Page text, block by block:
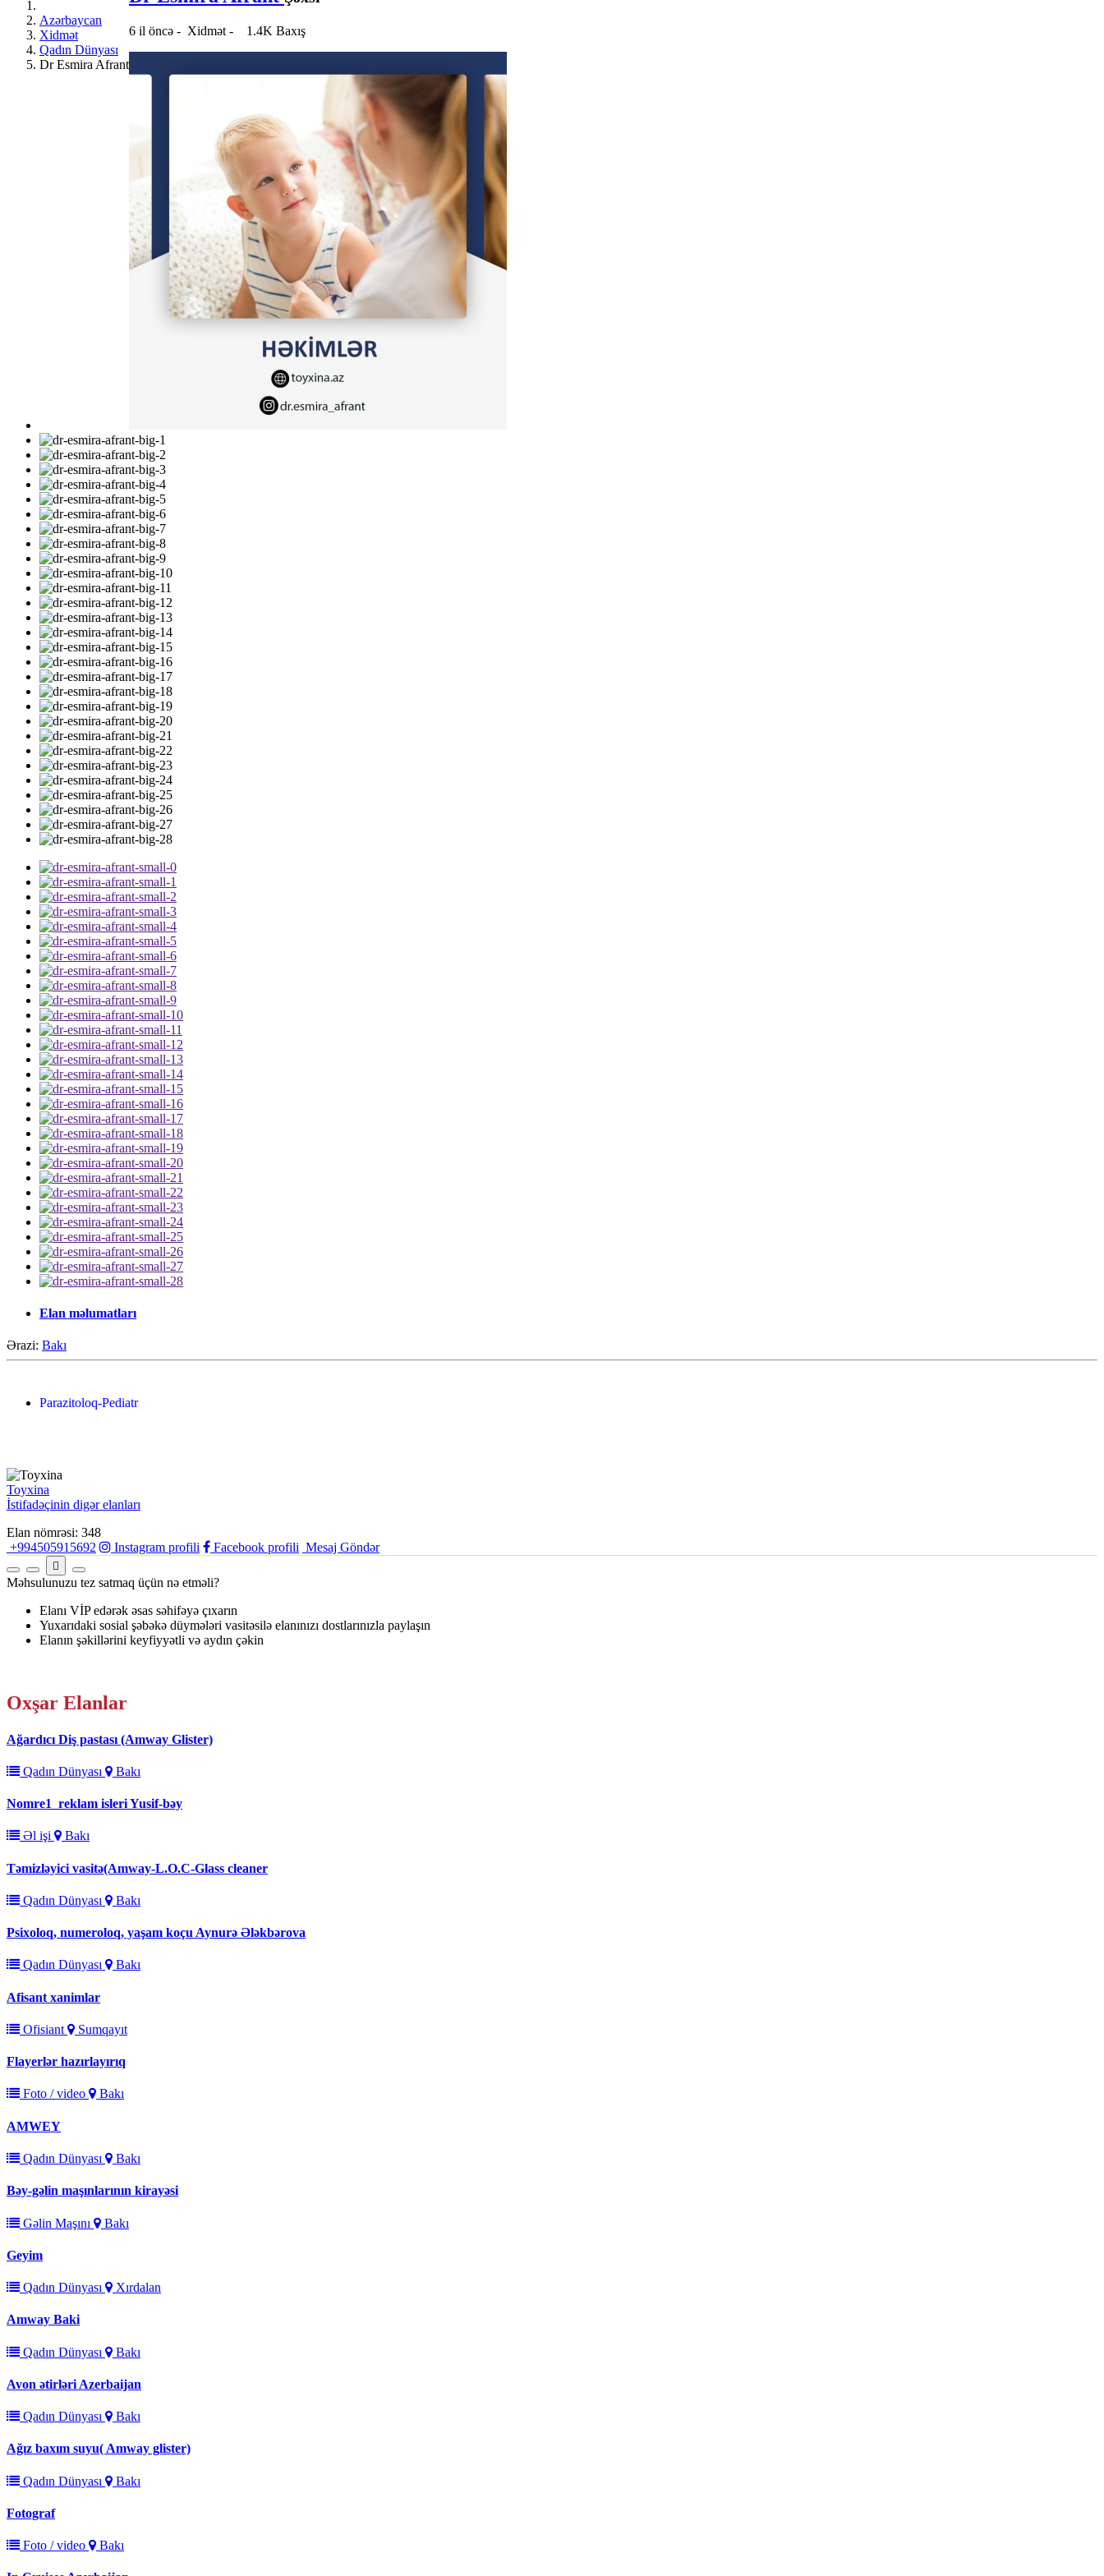
Azərbaycan
Xidmət
Qadın Dünyası
Dr Esmira Afrant
6 il öncə - Xidmət - 1.4K Baxış
Elan məlumatları
Ərazi: Bakı
Parazitoloq-Pediatr
Toyxina
İstifadəçinin digər elanları
Elan nömrəsi: 348
+994505915692
Instagram profili Facebook profili Mesaj Göndər
Məhsulunuzu tez satmaq üçün nə etməli?
Elanı VİP edərək əsas səhifəyə çıxarın
Yuxarıdaki sosial şəbəkə düymələri vasitəsilə elanınızı dostlarınızla paylaşın
Elanın şəkillərini keyfiyyətli və aydın çəkin
Oxşar Elanlar
Ağardıcı Diş pastası (Amway Glister)
Qadın Dünyası Bakı
Nomre1_reklam isleri Yusif-bəy
Əl işi Bakı
Təmizləyici vasitə(Amway-L.O.C-Glass cleaner
Qadın Dünyası Bakı
Psixoloq, numeroloq, yaşam koçu Aynurə Ələkbərova
Qadın Dünyası Bakı
Afisant xanimlar
Ofisiant Sumqayıt
Flayerlər hazırlayırıq
Foto / video Bakı
AMWEY
Qadın Dünyası Bakı
Bəy-gəlin maşınlarının kirayəsi
Gəlin Maşını Bakı
Geyim
Qadın Dünyası Xırdalan
Amway Baki
Qadın Dünyası Bakı
Avon ətirləri Azerbaijan
Qadın Dünyası Bakı
Ağız baxım suyu( Amway glister)
Qadın Dünyası Bakı
Fotograf
Foto / video Bakı